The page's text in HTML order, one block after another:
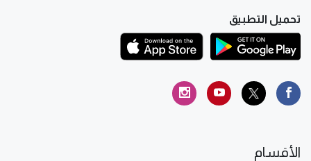
تحميل التطبيق
الأقسام